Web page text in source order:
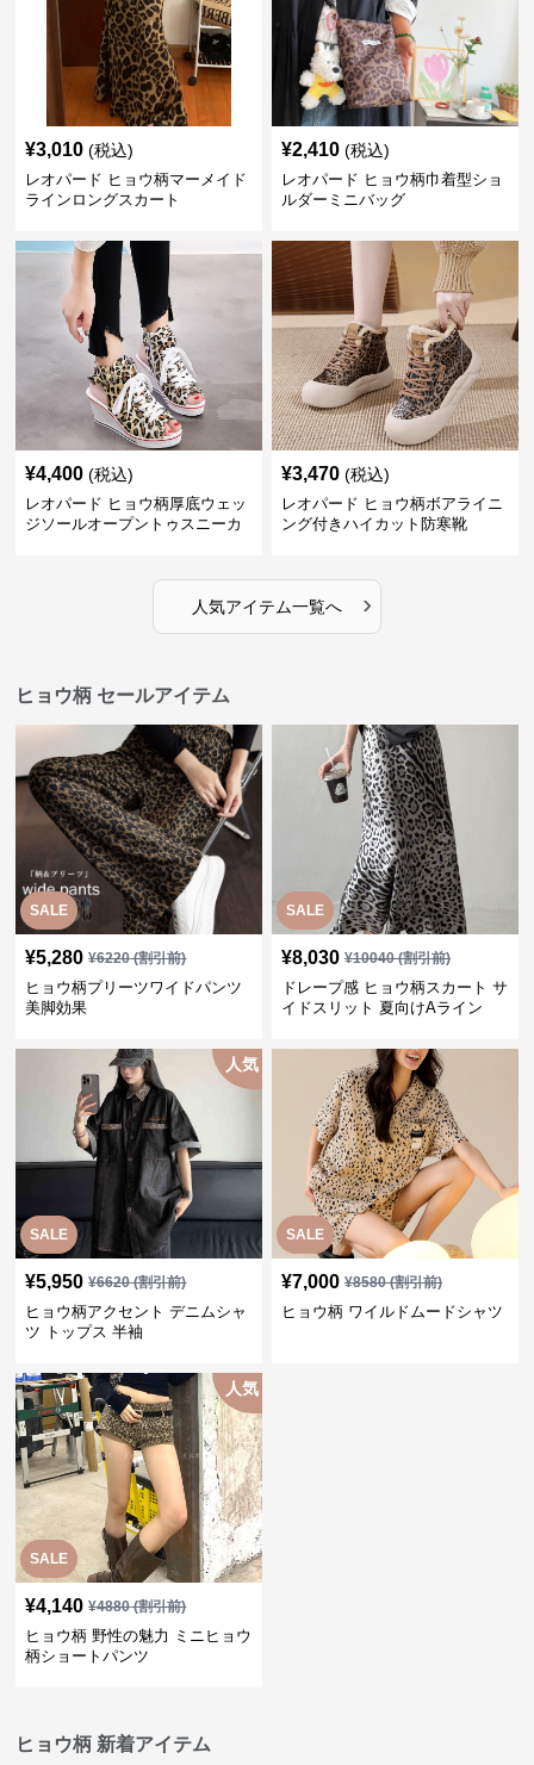
¥3,010 (税込)
レオパード ヒョウ柄マーメイド
ラインロングスカート
¥2,410 (税込)
レオパード ヒョウ柄巾着型ショ
ルダーミニバッグ
¥4,400 (税込)
レオパード ヒョウ柄厚底ウェッ
ジソールオープントゥスニーカ
¥3,470 (税込)
レオパード ヒョウ柄ボアライニ
ング付きハイカット防寒靴
人気アイテム一覧へ ›
ヒョウ柄 セールアイテム
SALE
¥5,280 ¥6220(割引前)
ヒョウ柄プリーツワイドパンツ
美脚効果
SALE
¥8,030 ¥10040(割引前)
ドレープ感 ヒョウ柄スカート サ
イドスリット 夏向けAライン
SALE
人気
¥5,950 ¥6620(割引前)
ヒョウ柄アクセント デニムシャ
ツ トップス 半袖
SALE
¥7,000 ¥8580(割引前)
ヒョウ柄 ワイルドムードシャツ
SALE
人気
¥4,140 ¥4880(割引前)
ヒョウ柄 野性の魅力 ミニヒョウ
柄ショートパンツ
ヒョウ柄 新着アイテム